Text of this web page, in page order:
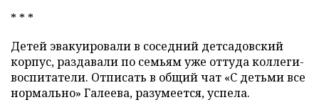
* * *
Детей эвакуировали в соседний детсадовский
корпус, раздавали по семьям уже оттуда коллеги-
воспитатели. Отписать в общий чат «С детьми все
нормально» Галеева, разумеется, успела.